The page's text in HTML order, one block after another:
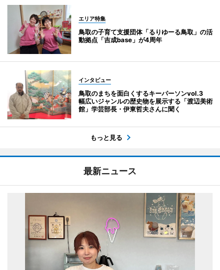
エリア特集
鳥取の子育て支援団体「るりゆーる鳥取」の活
動拠点「吉成base」が4周年
インタビュー
鳥取のまちを面白くするキーパーソンvol.3
幅広いジャンルの歴史物を展示する「渡辺美術
館」学芸部長・伊東哲夫さんに聞く
もっと見る
最新ニュース